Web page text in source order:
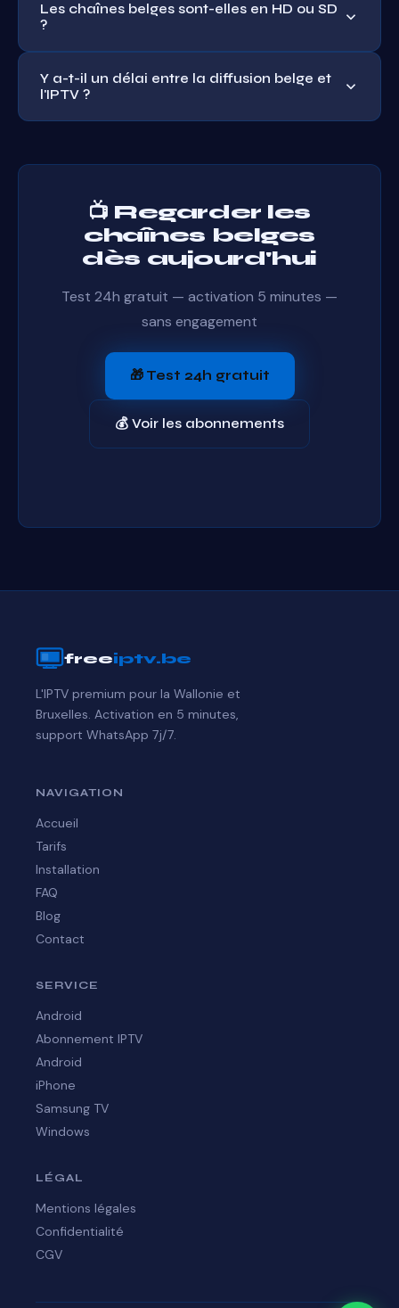
l'Espagne, le Maroc ou ailleurs, vous accédez aux
Les chaînes belges sont-elles en HD ou SD
?
HD 1080p. Certaines chaînes locales en SD selon leur
Y a-t-il un délai entre la diffusion belge et
l'IPTV ?
📺 Regarder les
chaînes belges
dès aujourd'hui
Test 24h gratuit — activation 5 minutes —
sans engagement
🎁 Test 24h gratuit
💰 Voir les abonnements
freeiptv.be
L'IPTV premium pour la Wallonie et
Bruxelles. Activation en 5 minutes,
support WhatsApp 7j/7.
NAVIGATION
Accueil
Tarifs
Installation
FAQ
Blog
Contact
SERVICE
Android
Abonnement IPTV
Android
iPhone
Samsung TV
Windows
LÉGAL
Mentions légales
Confidentialité
CGV